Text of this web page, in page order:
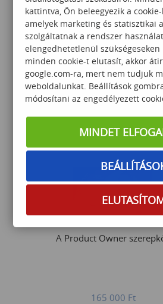
Bevezetés az agilis
gondolkodásmódba
259 000Ft
A Product Owner
165 000 Ft
kattintva, Ön beleegyezik a
amelyek marketing és statisztikai
szolgáltatnak a rendszer
elengedhetetlenül
minden cookie-t elutasít, akkor
google.com-ra, mert nem tudjuk
weboldalunkat. Beállítások
módosítani az engedélyezett
MINDET